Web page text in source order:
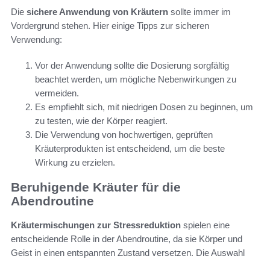
Die sichere Anwendung von Kräutern sollte immer im
Vordergrund stehen. Hier einige Tipps zur sicheren
Verwendung:
Vor der Anwendung sollte die Dosierung sorgfältig
beachtet werden, um mögliche Nebenwirkungen zu
vermeiden.
Es empfiehlt sich, mit niedrigen Dosen zu beginnen, um
zu testen, wie der Körper reagiert.
Die Verwendung von hochwertigen, geprüften
Kräuterprodukten ist entscheidend, um die beste
Wirkung zu erzielen.
Beruhigende Kräuter für die
Abendroutine
Kräutermischungen zur Stressreduktion spielen eine
entscheidende Rolle in der Abendroutine, da sie Körper und
Geist in einen entspannten Zustand versetzen. Die Auswahl